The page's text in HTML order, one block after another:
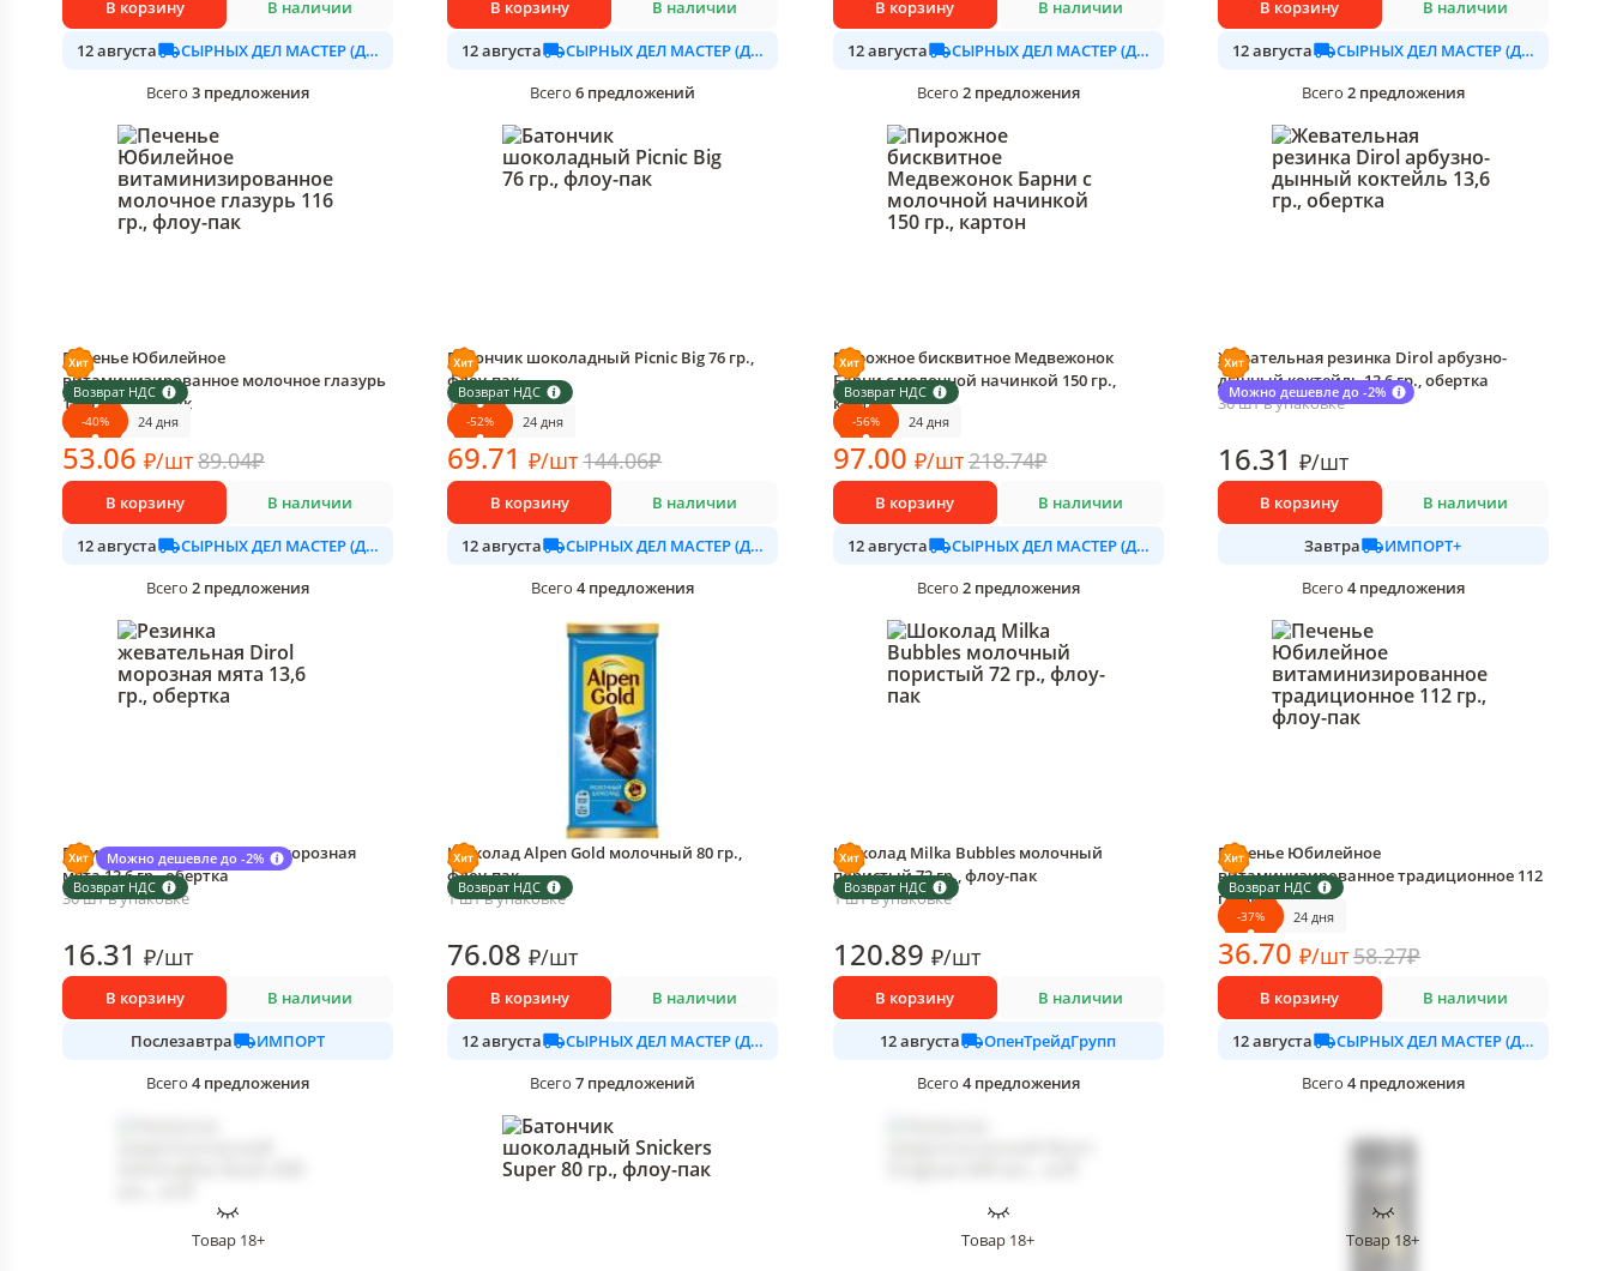
В корзину В наличии
12 августа
СЫРНЫХ ДЕЛ МАСТЕР (ДАЛИМО)
Всего 3 предложения
В корзину В наличии
12 августа
СЫРНЫХ ДЕЛ МАСТЕР (ДАЛИМО)
Всего 6 предложений
В корзину В наличии
12 августа
СЫРНЫХ ДЕЛ МАСТЕР (ДАЛИМО)
Всего 2 предложения
В корзину В наличии
12 августа
СЫРНЫХ ДЕЛ МАСТЕР (ДАЛИМО)
Всего 2 предложения
Возврат НДС
-40% 24 дня
Печенье Юбилейное
витаминизированное молочное глазурь
116 гр., флоу-пак
1 шт в упаковке
53.06 ₽/шт89.04₽
В корзину В наличии
12 августа
СЫРНЫХ ДЕЛ МАСТЕР (ДАЛИМО)
Всего 2 предложения
Возврат НДС
-52% 24 дня
Батончик шоколадный Picnic Big 76 гр.,
флоу-пак
1 шт в упаковке
69.71 ₽/шт144.06₽
В корзину В наличии
12 августа
СЫРНЫХ ДЕЛ МАСТЕР (ДАЛИМО)
Всего 4 предложения
Возврат НДС
-56% 24 дня
Пирожное бисквитное Медвежонок
Барни с молочной начинкой 150 гр.,
картон
1 шт в упаковке
97.00 ₽/шт218.74₽
В корзину В наличии
12 августа
СЫРНЫХ ДЕЛ МАСТЕР (ДАЛИМО)
Всего 2 предложения
Можно дешевле до -2%
Жевательная резинка Dirol арбузно-
дынный коктейль 13,6 гр., обертка
30 шт в упаковке
16.31 ₽/шт
В корзину В наличии
Завтра
ИМПОРТ+
Всего 4 предложения
Можно дешевле до -2%
Возврат НДС
Резинка жевательная Dirol морозная
мята 13,6 гр., обертка
30 шт в упаковке
16.31 ₽/шт
В корзину В наличии
Послезавтра
ИМПОРТ
Всего 4 предложения
Возврат НДС
Шоколад Alpen Gold молочный 80 гр.,
флоу-пак
1 шт в упаковке
76.08 ₽/шт
В корзину В наличии
12 августа
СЫРНЫХ ДЕЛ МАСТЕР (ДАЛИМО)
Всего 7 предложений
Возврат НДС
Шоколад Milka Bubbles молочный
пористый 72 гр., флоу-пак
1 шт в упаковке
120.89 ₽/шт
В корзину В наличии
12 августа
ОпенТрейдГрупп
Всего 4 предложения
Возврат НДС
-37% 24 дня
Печенье Юбилейное
витаминизированное традиционное 112
гр., флоу-пак
1 шт в упаковке
36.70 ₽/шт58.27₽
В корзину В наличии
12 августа
СЫРНЫХ ДЕЛ МАСТЕР (ДАЛИМО)
Всего 4 предложения
Товар 18+ Товар 18+ Товар 18+